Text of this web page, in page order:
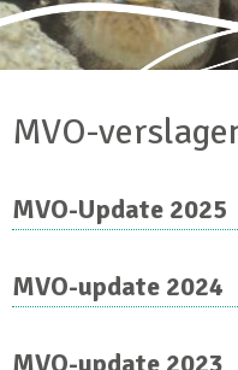
MVO-
MVO-Update 2025
MVO-update 2024
MVO-update 2023